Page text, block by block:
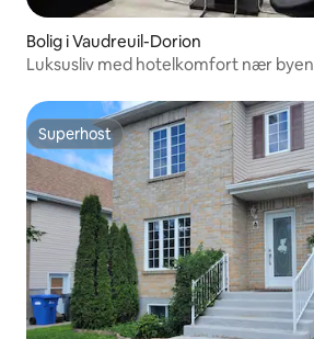
Bolig i Vaudreuil-Dorion
Luksusliv med hotelkomfort nær byen
Superhost
Superhost